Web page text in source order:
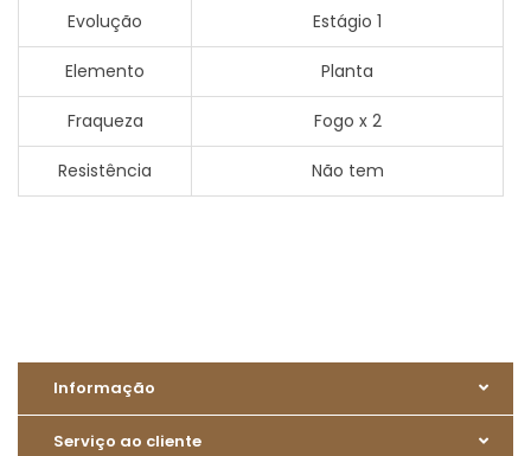
Evolução Estágio 1
Elemento Planta
Fraqueza Fogo x 2
Resistência Não tem
Informação
Serviço ao cliente